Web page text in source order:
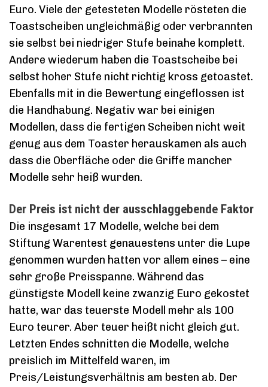
Euro. Viele der getesteten Modelle rösteten die
Toastscheiben ungleichmäßig oder verbrannten
sie selbst bei niedriger Stufe beinahe komplett.
Andere wiederum haben die Toastscheibe bei
selbst hoher Stufe nicht richtig kross getoastet.
Ebenfalls mit in die Bewertung eingeflossen ist
die Handhabung. Negativ war bei einigen
Modellen, dass die fertigen Scheiben nicht weit
genug aus dem Toaster herauskamen als auch
dass die Oberfläche oder die Griffe mancher
Modelle sehr heiß wurden.
Der Preis ist nicht der ausschlaggebende Faktor
Die insgesamt 17 Modelle, welche bei dem
Stiftung Warentest genauestens unter die Lupe
genommen wurden hatten vor allem eines – eine
sehr große Preisspanne. Während das
günstigste Modell keine zwanzig Euro gekostet
hatte, war das teuerste Modell mehr als 100
Euro teurer. Aber teuer heißt nicht gleich gut.
Letzten Endes schnitten die Modelle, welche
preislich im Mittelfeld waren, im
Preis/Leistungsverhältnis am besten ab. Der